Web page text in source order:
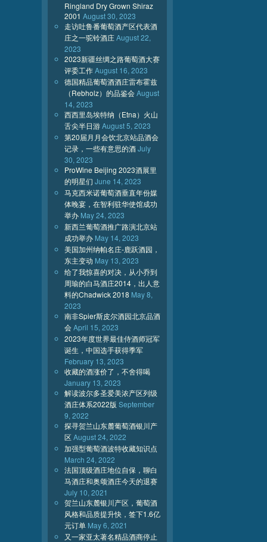
Ringland Dry Grown Shiraz
2001 August 30, 2023
走访吐鲁番葡萄酒产区代表酒
庄之一驼铃酒庄August 22,
2023
2023新疆丝绸之路葡萄酒大赛
评委工作August 16, 2023
德国精品葡萄酒酒庄雷布霍兹
（Rebholz）的品鉴会August
14, 2023
西西里岛埃特纳（Etna）火山
舌尖半日游August 5, 2023
第20届月月会饮北京站品酒会
记录，一些有意思的酒July
30, 2023
ProWine Beijing 2023酒展里
的明星们 June 14, 2023
马克西米诺葡萄酒垂直年份媒
体晚宴，在智利驻华使馆成功
举办 May 24, 2023
新西兰葡萄酒推广路演北京站
成功举办 May 14, 2023
美国加州纳帕名庄-鹿跃酒园，
东主变动 May 13, 2023
给了我惊喜的对决，从小乔到
周瑜的白马酒庄2014，出人意
料的Chadwick 2018 May 8,
2023
南非Spier斯皮尔酒园北京品酒
会April 15, 2023
2023年度世界最佳侍酒师冠军
诞生，中国选手获得季军
February 13, 2023
收藏的酒涨价了，不舍得喝
January 13, 2023
解读波尔多圣爱美浓产区列级
酒庄体系2022版 September
9, 2022
探寻贺兰山东麓葡萄酒银川产
区August 24, 2022
加强型葡萄酒波特收藏知识点
March 24, 2022
法国顶级酒庄地位自保，聊白
马酒庄和奥颂酒庄今天的退赛
July 10, 2021
贺兰山东麓银川产区，葡萄酒
风格和品质提升快，签下1.6亿
元订单 May 6, 2021
又一家亚太著名精品酒商停止